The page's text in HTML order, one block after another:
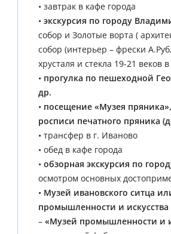
• завтрак в кафе города
• экскурсия по городу
собор и Золотые ворта (
собор (интерьер – фрески
хрусталя и стекла 19-21 веков
• прогулка по пешеходной
др.
• посещение «Музея
росписи печатного пряника
• трансфер в г. Иваново
• обед в кафе города
• обзорная экскурсия по
осмотром основных
• Музей ивановского ситца
промышленности и искусства
– «Музей промышленности и